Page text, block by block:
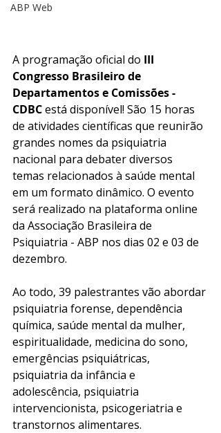
ABP Web
A programação oficial do III
Congresso Brasileiro de
Departamentos e Comissões -
CDBC está disponível! São 15 horas
de atividades científicas que reunirão
grandes nomes da psiquiatria
nacional para debater diversos
temas relacionados à saúde mental
em um formato dinâmico. O evento
será realizado na plataforma online
da Associação Brasileira de
Psiquiatria - ABP nos dias 02 e 03 de
dezembro.
Ao todo, 39 palestrantes vão abordar
psiquiatria forense, dependência
química, saúde mental da mulher,
espiritualidade, medicina do sono,
emergências psiquiátricas,
psiquiatria da infância e
adolescência, psiquiatria
intervencionista, psicogeriatria e
transtornos alimentares.